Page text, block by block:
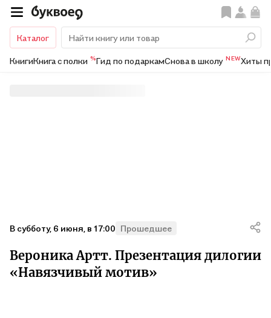
Каталог
КнигиКнига с полки %Гид по подаркамСнова в школу NEWХиты
в субботу, 6 июня, в 17:00 Прошедшее
Вероника Артт. Презентация дилогии
«Навязчивый мотив»